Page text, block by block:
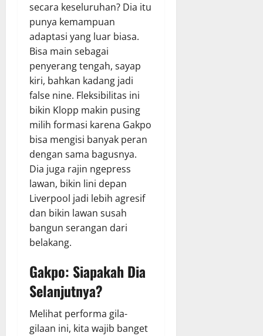
secara keseluruhan? Dia itu
punya kemampuan
adaptasi yang luar biasa.
Bisa main sebagai
penyerang tengah, sayap
kiri, bahkan kadang jadi
false nine. Fleksibilitas ini
bikin Klopp makin pusing
milih formasi karena Gakpo
bisa mengisi banyak peran
dengan sama bagusnya.
Dia juga rajin ngepress
lawan, bikin lini depan
Liverpool jadi lebih agresif
dan bikin lawan susah
bangun serangan dari
belakang.
Gakpo: Siapakah Dia
Selanjutnya?
Melihat performa gila-
gilaan ini, kita wajib banget